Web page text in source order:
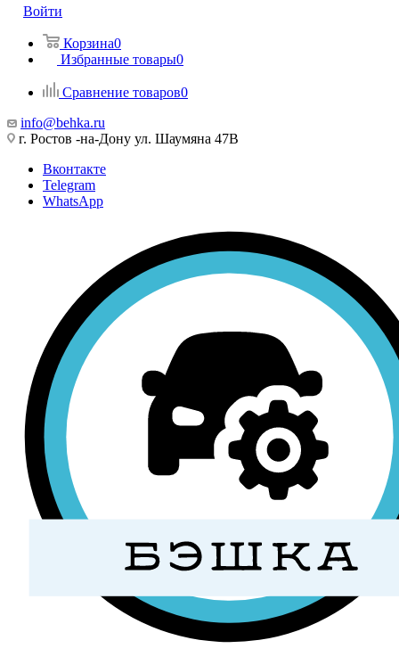
Войти
Корзина0
Избранные товары0
Сравнение товаров0
info@behka.ru
г. Ростов -на-Дону ул. Шаумяна 47В
Вконтакте
Telegram
WhatsApp